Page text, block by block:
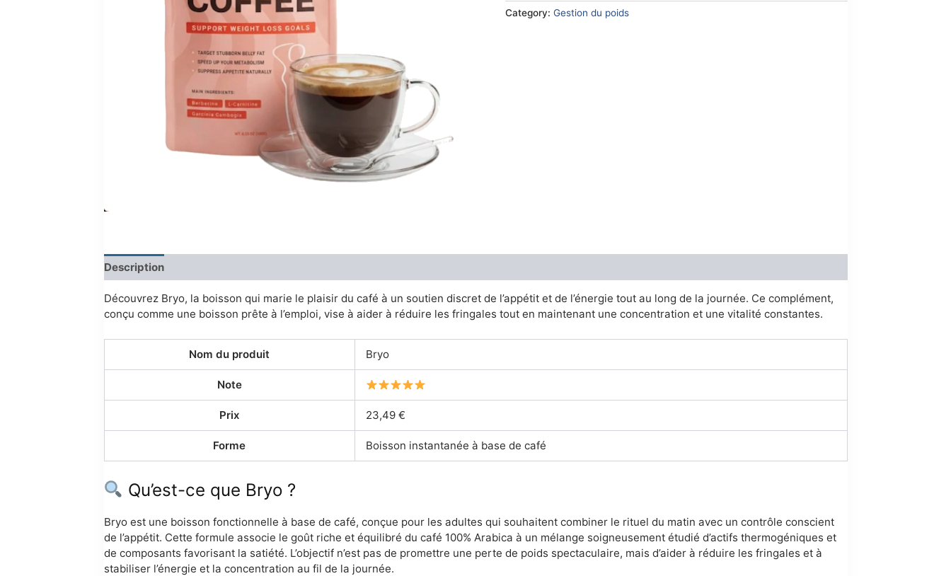
Category:Gestion du poids
Description
Découvrez Bryo, la boisson qui marie le plaisir du café à un soutien discret de l’appétit et de l’énergie tout au long de la journée. Ce complément,
conçu comme une boisson prête à l’emploi, vise à aider à réduire les fringales tout en maintenant une concentration et une vitalité constantes.
Nom du produit Bryo
Note
Prix 23,49 €
Forme Boisson instantanée à base de café
Qu’est-ce que Bryo ?
Bryo est une boisson fonctionnelle à base de café, conçue pour les adultes qui souhaitent combiner le rituel du matin avec un contrôle conscient
de l’appétit. Cette formule associe le goût riche et équilibré du café 100% Arabica à un mélange soigneusement étudié d’actifs thermogéniques et
de composants favorisant la satiété. L’objectif n’est pas de promettre une perte de poids spectaculaire, mais d’aider à réduire les fringales et à
stabiliser l’énergie et la concentration au fil de la journée.